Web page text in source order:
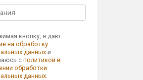
кнопку, я даю
на обработку
данных и
сполитикой в
обработки
данных